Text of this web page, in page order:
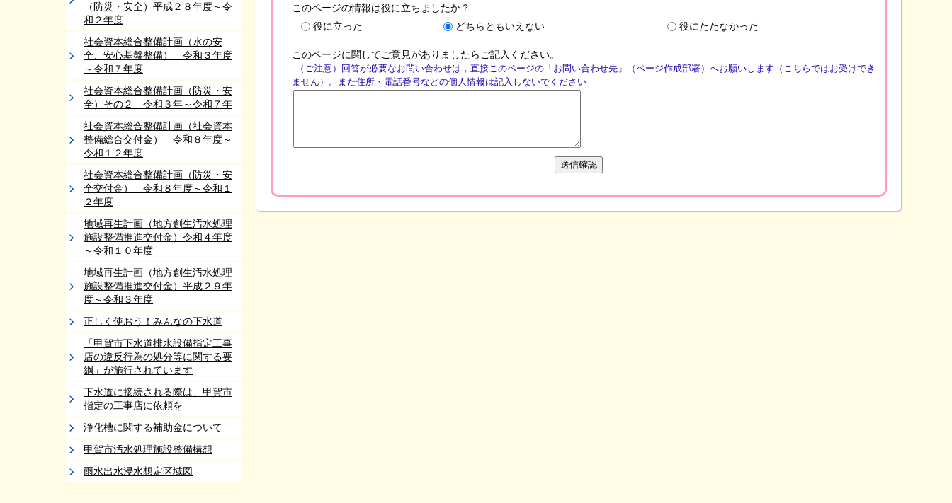
（防災・安全）平成２８年度～令
和２年度
社会資本総合整備計画（水の安
全、安心基盤整備） 令和３年度
～令和７年度
社会資本総合整備計画（防災・安
全）その２ 令和３年～令和７年
社会資本総合整備計画（社会資本
整備総合交付金） 令和８年度～
令和１２年度
社会資本総合整備計画（防災・安
全交付金） 令和８年度～令和１
２年度
地域再生計画（地方創生汚水処理
施設整備推進交付金）令和４年度
～令和１０年度
地域再生計画（地方創生汚水処理
施設整備推進交付金）平成２９年
度～令和３年度
正しく使おう！みんなの下水道
「甲賀市下水道排水設備指定工事
店の違反行為の処分等に関する要
綱」が施行されています
下水道に接続される際は、甲賀市
指定の工事店に依頼を
浄化槽に関する補助金について
甲賀市汚水処理施設整備構想
雨水出水浸水想定区域図
このページの情報は役に立ちましたか？
役に立った
どちらともいえない 役にたたなかった
このページに関してご意見がありましたらご記入ください。
（ご注意）回答が必要なお問い合わせは，直接このページの「お問い合わせ先」（ページ作成部署）へお願いします（こちらではお受けでき
ません）。また住所・電話番号などの個人情報は記入しないでください